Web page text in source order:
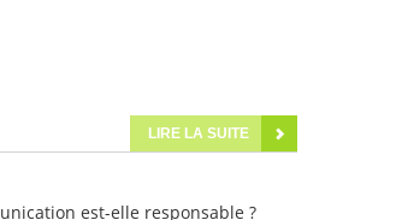
LIRE LA SUITE
est-elle responsable ?